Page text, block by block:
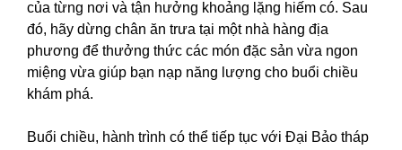
của từng nơi và tận hưởng khoảng lặng hiếm có. Sau
đó, hãy dừng chân ăn trưa tại một nhà hàng địa
phương để thưởng thức các món đặc sản vừa ngon
miệng vừa giúp bạn nạp năng lượng cho buổi chiều
khám phá.
Buổi chiều, hành trình có thể tiếp tục với Đại Bảo tháp